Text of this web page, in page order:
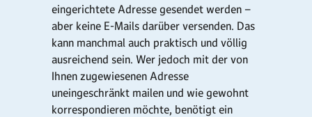
eingerichtete Adresse gesendet werden –
aber keine E-Mails darüber versenden. Das
kann manchmal auch praktisch und völlig
ausreichend sein. Wer jedoch mit der von
Ihnen zugewiesenen Adresse
uneingeschränkt mailen und wie gewohnt
korrespondieren möchte, benötigt ein